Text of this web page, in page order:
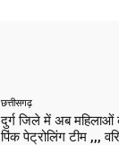
छत्तीसगढ़
दुर्ग जिले में अब महिलाओं
पिंक पेट्रोलिंग टीम ,,,